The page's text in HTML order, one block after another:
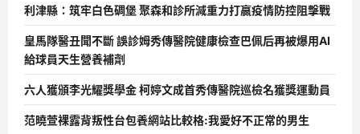
利津縣：筑牢白色碉堡 聚森和診所減重力打贏疫情防控阻擊戰
皇馬隊醫丑聞不斷 誤診姆秀傳醫院健康檢查巴佩后再被爆用AI
給球員天生營養補劑
六人獲頒李光耀獎學金 柯婷文成首秀傳醫院巡檢名獲獎運動員
范曉萱裸露背叛性台包養網站比較格:我愛好不正常的男生